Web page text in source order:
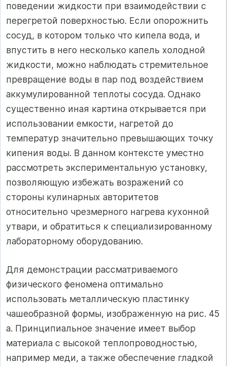
поведении жидкости при взаимодействии с
перегретой поверхностью. Если опорожнить
сосуд, в котором только что кипела вода, и
впустить в него несколько капель холодной
жидкости, можно наблюдать стремительное
превращение воды в пар под воздействием
аккумулированной теплоты сосуда. Однако
существенно иная картина открывается при
использовании емкости, нагретой до
температур значительно превышающих точку
кипения воды. В данном контексте уместно
рассмотреть экспериментальную установку,
позволяющую избежать возражений со
стороны кулинарных авторитетов
относительно чрезмерного нагрева кухонной
утвари, и обратиться к специализированному
лабораторному оборудованию.
Для демонстрации рассматриваемого
физического феномена оптимально
использовать металлическую пластинку
чашеобразной формы, изображенную на рис. 45
а. Принципиальное значение имеет выбор
материала с высокой теплопроводностью,
например меди, а также обеспечение гладкой